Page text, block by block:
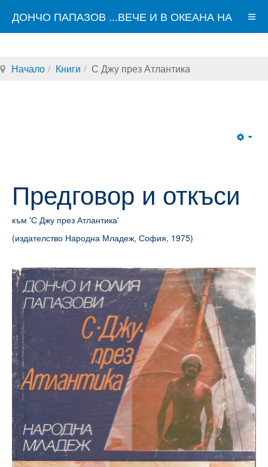
ДОНЧО ПАПАЗОВ ...ВЕЧЕ И В ОКЕАНА НА
Начало Книги С Джу през Атлантика
Предговор и откъси
към 'С Джу през Атлантика'
(издателство Народна Младеж, София, 1975)